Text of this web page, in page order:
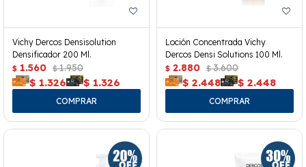
Vichy Dercos Densisolution
Densificador 200 Ml.
$ 1.560 $ 1.950
$ 1.326 $ 1.326
Loción Concentrada Vichy
Dercos Densi Solutions 100 Ml.
$ 2.880 $ 3.600
$ 2.448 $ 2.448